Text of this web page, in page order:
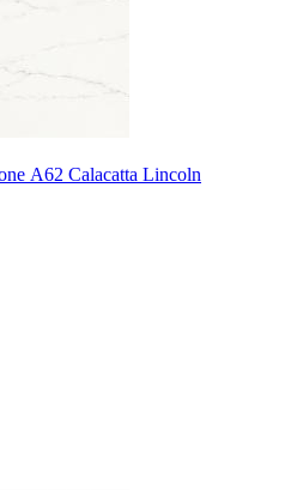
А62 Calacatta Lincoln